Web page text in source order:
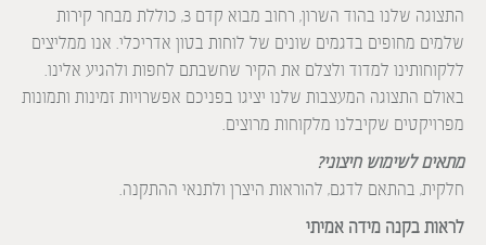
התצוגה שלנו בהוד השרון, רחוב מבוא קדם 3, כוללת מבחר קירות
שלמים מחופים בדגמים שונים של לוחות בטון אדריכלי. אנו ממליצים
ללקוחותינו למדוד ולצלם את הקיר שחשבתם לחפות ולהגיע אלינו.
באולם התצוגה המעצבות שלנו יציגו בפניכם אפשרויות זמינות ותמונות
מפרויקטים שקיבלנו מלקוחות מרוצים.
מתאים לשימוש חיצוני?
חלקית, בהתאם לדגם, להוראות היצרן ולתנאי ההתקנה.
לראות בקנה מידה אמיתי